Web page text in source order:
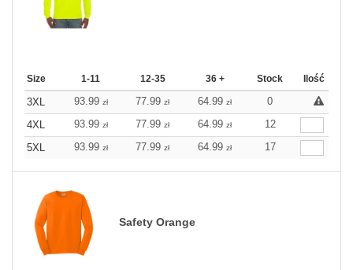
Size 1-11 12-35 36 + Stock Ilość
3XL 93.99 zł 77.99 zł 64.99 zł
0
4XL
93.99 zł 77.99 zł 64.99 zł
12
5XL
93.99 zł 77.99 zł 64.99 zł 17
Safety Orange